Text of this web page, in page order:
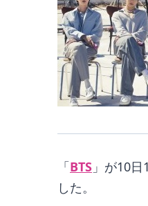
「BTS 」が10
した。